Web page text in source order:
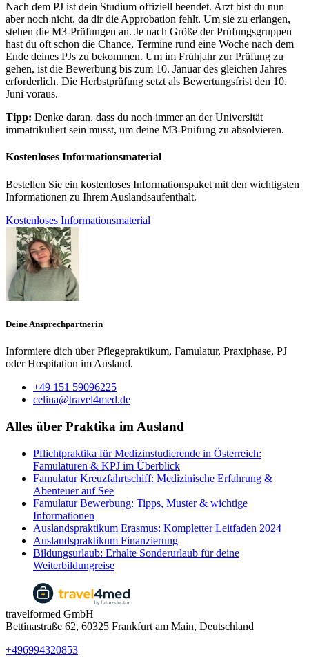
Nach dem PJ ist dein Studium offiziell beendet. Arzt bist du nun
aber noch nicht, da dir die Approbation fehlt. Um sie zu erlangen,
stehen die M3-Prüfungen an. Je nach Größe der Prüfungsgruppen
hast du oft schon die Chance, Termine rund eine Woche nach dem
Ende deines PJs zu bekommen. Um im Frühjahr zur Prüfung zu
gehen, ist die Bewerbung bis zum 10. Januar des gleichen Jahres
erforderlich. Die Herbstprüfung setzt als Bewertungsfrist den 10.
Juni voraus.
Tipp: Denke daran, dass du noch immer an der Universität
immatrikuliert sein musst, um deine M3-Prüfung zu absolvieren.
Kostenloses Informationsmaterial
Bestellen Sie ein kostenloses Informationspaket mit den wichtigsten
Informationen zu Ihrem Auslandsaufenthalt.
Kostenloses Informationsmaterial
Deine Ansprechpartnerin
Informiere dich über Pflegepraktikum, Famulatur, Praxiphase, PJ
oder Hospitation im Ausland.
+49 151 59096225
celina@travel4med.de
Alles über Praktika im Ausland
Pflichtpraktika für Medizinstudierende in Österreich:
Famulaturen & KPJ im Überblick
Famulatur Kreuzfahrtschiff: Medizinische Erfahrung &
Abenteuer auf See
Famulatur Bewerbung: Tipps, Muster & wichtige
Informationen
Auslandspraktikum Erasmus: Kompletter Leitfaden 2024
Auslandspraktikum Finanzierung
Bildungsurlaub: Erhalte Sonderurlaub für deine
Weiterbildungreise
travelformed GmbH
Bettinastraße 62, 60325 Frankfurt am Main, Deutschland
+496994320853